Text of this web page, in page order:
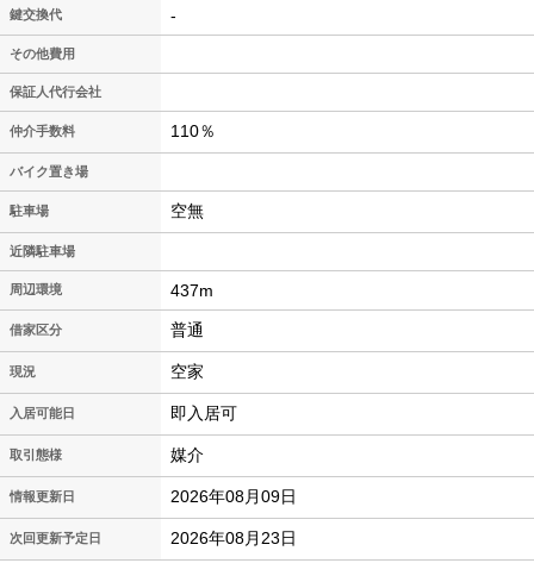
鍵交換代 -
その他費用
保証人代行会社
仲介手数料 110％
バイク置き場
駐車場 空無
近隣駐車場
周辺環境 437m
借家区分 普通
現況 空家
入居可能日 即入居可
取引態様 媒介
情報更新日 2026年08月09日
次回更新予定日 2026年08月23日